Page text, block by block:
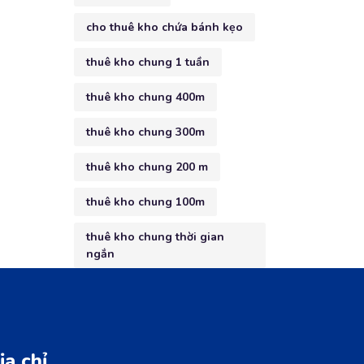
cho thuê kho chứa bánh kẹo
thuê kho chung 1 tuần
thuê kho chung 400m
thuê kho chung 300m
thuê kho chung 200 m
thuê kho chung 100m
thuê kho chung thời gian
ngắn